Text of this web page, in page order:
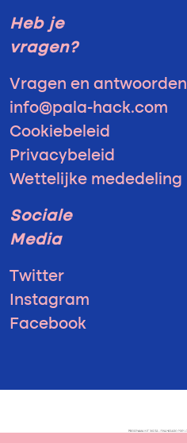
Heb je
vragen?
Vragen en antwoorden
info@pala-hack.com
Cookiebeleid
Privacybeleid
Wettelijke mededeling
Sociale
Media
Twitter
Instagram
Facebook